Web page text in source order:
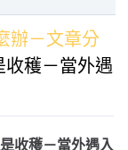
辦－文章分
收穫－當外遇
收穫－當外遇入